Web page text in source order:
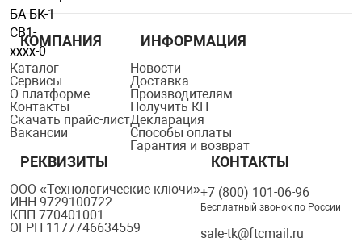
КОМПАНИЯ
Каталог
Сервисы
О платформе
Контакты
Скачать прайс-лист
Вакансии
ИНФОРМАЦИЯ
Новости
Доставка
Производителям
Получить КП
Декларация
Способы оплаты
Гарантия и возврат
РЕКВИЗИТЫ
ООО «Технологические ключи»
ИНН 9729100722
КПП 770401001
ОГРН 1177746634559
КОНТАКТЫ
+7 (800) 101-06-96
Бесплатный звонок по России
sale-tk@ftcmail.ru